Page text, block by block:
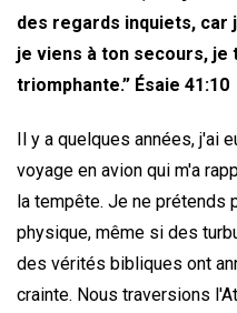
des regards inquiets,
je viens à ton secours, je
triomphante.” Ésaie 41:10
Il y a quelques années, j'ai
voyage en avion qui m'a
la tempête. Je ne prétends
physique, même si des
des vérités bibliques ont
crainte. Nous traversions